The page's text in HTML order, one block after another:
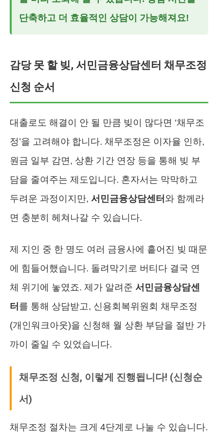
단축하고 더 효율적인 상담이 가능해져요!
감당 못 할 빚, 서민금융상담센터 채무조정
신청 순서
대출로도 해결이 안 될 만큼 빚이 많다면 ‘채무조
정’을 고려해야 합니다. 채무조정은 이자율 인하,
원금 일부 감면, 상환 기간 연장 등을 통해 빚 부
담을 줄여주는 제도입니다. 혼자서는 막막하고
두려운 과정이지만, 서민금융상담센터 와 함께라
면 충분히 헤쳐나갈 수 있습니다.
제 지인 중 한 명도 여러 금융사에 흩어진 빚 때문
에 힘들어했습니다. 돌려막기로 버티다 결국 연
체 위기에 놓였죠. 제가 알려준 서민금융상담센
터 를 통해 상담받고, 신용회복위원회 채무조정
(개인워크아웃)을 신청해 월 상환 부담을 절반 가
까이 줄일 수 있었습니다.
채무조정 신청, 이렇게 진행됩니다! (신청순
서)
채무조정 절차는 크게 4단계로 나눌 수 있습니다.